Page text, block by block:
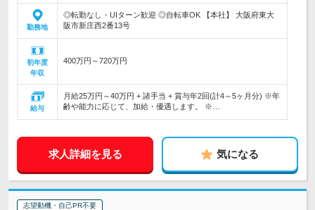
勤務地
◎転勤なし・UIターン歓迎 ◎自転車OK 【本社】 大阪府東大
阪市新庄西2番13号
初年度
年収
400万円～720万円
給与
月給25万円～40万円 + 諸手当 + 賞与年2回(計4～5ヶ月分) ※年
齢や能力に応じて、加給・優遇します。 ※…
求人詳細を見る 気になる
志望動機・自己PR不要